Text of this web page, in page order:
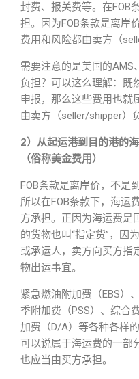
封费、报关费等。在FOB
担。因为FOB条款是离岸
费用和风险都由卖方（
需要注意的是美国的AMS
负担？可以这么理解：既
申报，那么这些费用也就
由卖方（seller/shipper）
2）从起运港到目的港的
（俗称美金费用）
FOB条款是离岸价，不是
所以在FOB条款下，海运
方承担。正因为海运费是
的货物也叫“指定货”，因
或承运人，卖方向买方指
物出运事宜。
紧急燃油附加费（EBS）
季附加费（PSS）、综合
加费（D/A）等各种各样
可以说属于海运费的一部
也应当由买方承担。